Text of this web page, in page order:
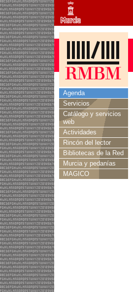
Agenda
Servicios
Catálogo y servicios
web
Actividades
Rincón del lector
Bibliotecas de la Red
Murcia y pedanías
MAGICO